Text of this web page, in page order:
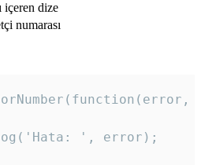
içeren dize
numarası
', error);